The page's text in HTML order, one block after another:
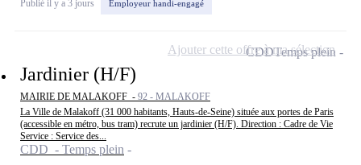
Publié il y a 3 jours Employeur handi-engagé
Jardinier (H/F)
MAIRIE DE MALAKOFF - 92 - MALAKOFF
La Ville de Malakoff (31 000 habitants, Hauts-de-Seine) située aux portes de Paris
(accessible en métro, bus tram) recrute un jardinier (H/F). Direction : Cadre de Vie
Service : Service des...
CDD - Temps plein
CDDTemps plein
Ajouter cette offre à ma sélection